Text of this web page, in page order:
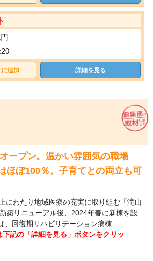
追加 詳細を見る
ープン。温かい雰囲気の職場
ほぼ100％。子育てとの両立も可
にわたり地域医療の充実に取り組む「滝山
築リニューアル後、2024年春に新棟を設
、回復期リハビリテーション病棟
記の「詳細を見る」ボタンをクリッ